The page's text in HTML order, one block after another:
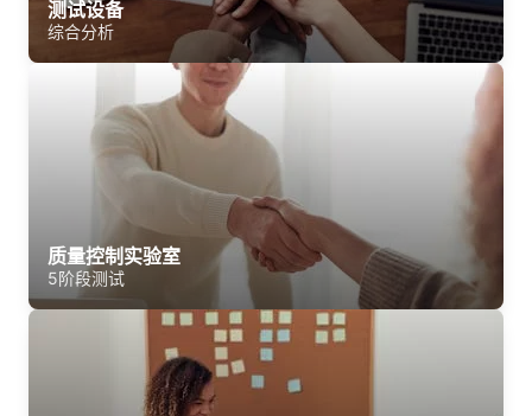
测试设备
综合分析
质量控制实验室
5阶段测试